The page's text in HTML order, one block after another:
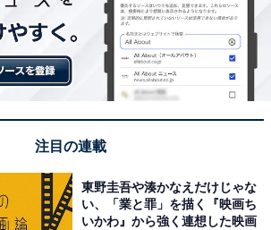
注目の連載
東野圭吾や湊かなえだけじゃな
い、「業と罪」を描く『映画ち
いかわ』から強く連想した映画